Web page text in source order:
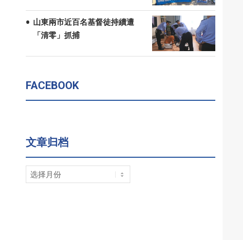
山東兩市近百名基督徒持續遭
「清零」抓捕
FACEBOOK
文章归档
文
章